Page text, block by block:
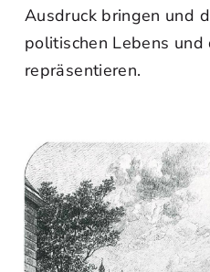
Ausdruck bringen und
politischen Lebens
repräsentieren.